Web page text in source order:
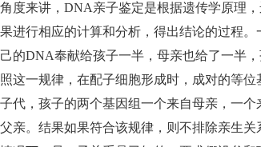
度来讲，DNA亲子鉴定是根据遗传学原理
进行相应的计算和分析，得出结论的过程
的DNA奉献给孩子一半，母亲也给了一半
这一规律，在配子细胞形成时，成对的等
代，孩子的两个基因组一个来自母亲，一
亲。结果如果符合该规律，则不排除亲生